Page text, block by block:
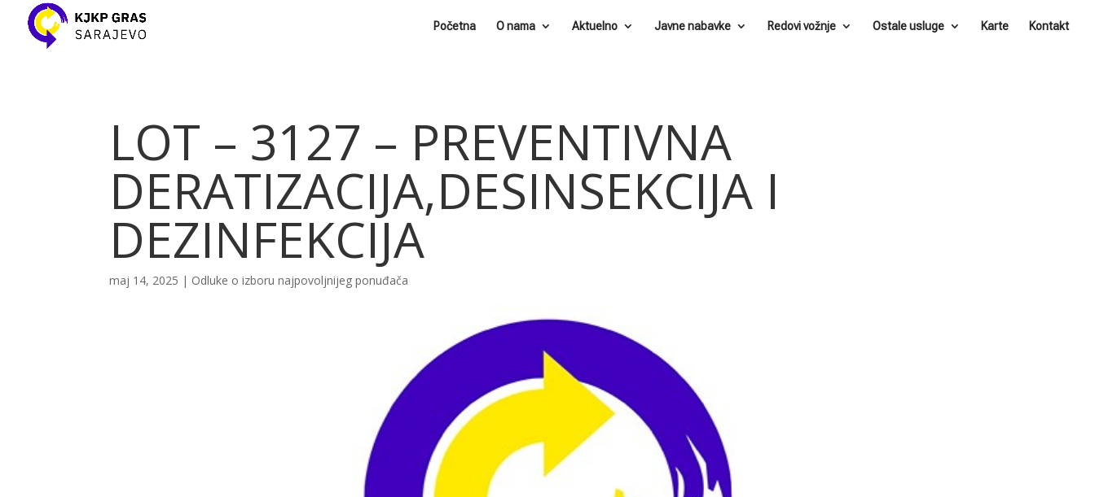
Početna O nama Aktuelno Javne nabavke Redovi vožnje Ostale usluge Karte Kontakt
LOT – 3127 – PREVENTIVNA
DERATIZACIJA,DESINSEKCIJA I
DEZINFEKCIJA
maj 14, 2025 | Odluke o izboru najpovoljnijeg ponuđača